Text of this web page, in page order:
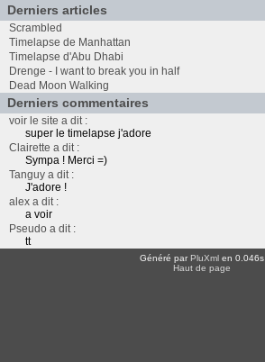
Derniers articles
Scrambled
Timelapse de Manhattan
Timelapse d'Abu Dhabi
Drenge - I want to break you in half
Dead Moon Walking
Derniers commentaires
voir le site a dit :
super le timelapse j'adore
Clairette a dit :
Sympa ! Merci =)
Tanguy a dit :
J'adore !
alex a dit :
a voir
Pseudo a dit :
tt
Généré parPluXml en 0.046s
Haut de page